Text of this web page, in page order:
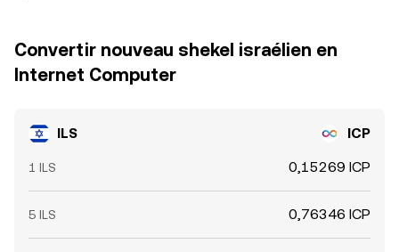
Convertir nouveau shekel israélien en
Internet Computer
ILS ICP
1 ILS 0,15269 ICP
5 ILS 0,76346 ICP